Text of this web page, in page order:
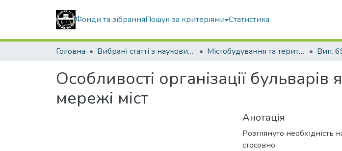
Фонди та зібранняПошук за критеріями Статистика
Головна Вибрані статті з наукових збірників КНУБА Містобудування та територіальне планування Вип.
Особливості організації
мережі міст
Анотація
Розглянуто
стосовно